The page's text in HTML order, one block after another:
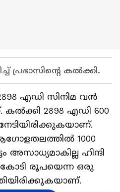
പ്രഭാസിന്റെ കല്‍ക്കി.
എഡി സിനിമ വൻ
കല്‍ക്കി 2898 എഡി 600
1000
അസാധ്യമാകില്ല ഹിന്ദി
കോടി രൂപയെന്ന ഒരു